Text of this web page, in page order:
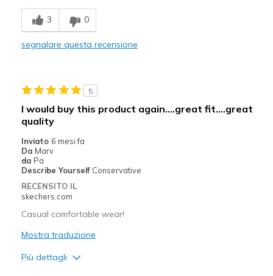
Migliori Utilizzi:
Casual Wear
View On Shoes
I'm Into Shoes
3 0
segnalare questa recensione
5
I would buy this product again....great fit....great
quality
Inviato 6 mesi fa
Da Marv
da Pa
Describe Yourself Conservative
RECENSITO IL
skechers.com
Casual comfortable wear!
Mostra traduzione
Più dettagli